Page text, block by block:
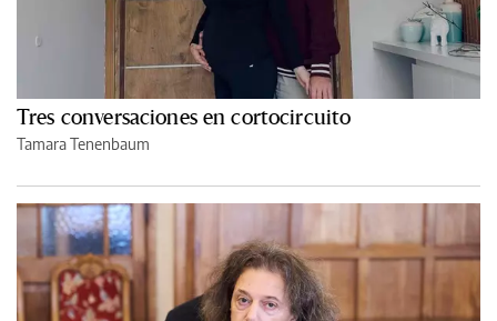
Tres conversaciones en cortocircuito
Tamara Tenenbaum